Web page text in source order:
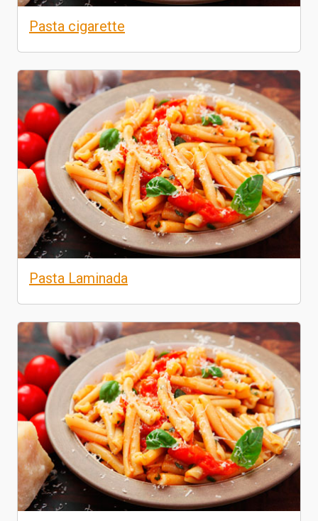
Pasta cigarette
Pasta Laminada